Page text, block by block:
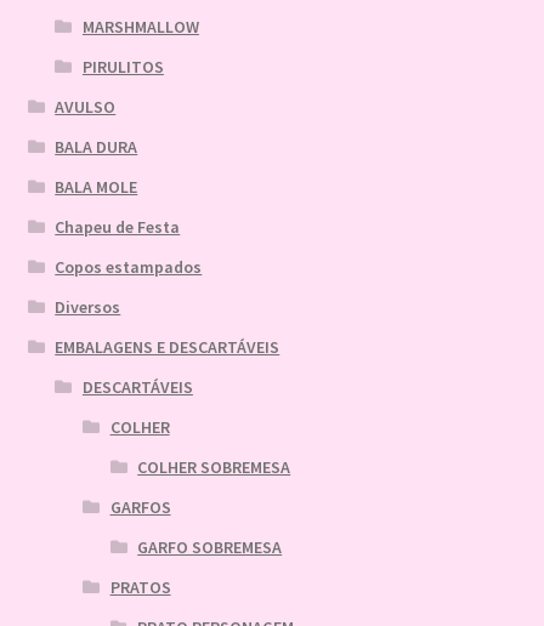
MARSHMALLOW
PIRULITOS
AVULSO
BALA DURA
BALA MOLE
Chapeu de Festa
Copos estampados
Diversos
EMBALAGENS E DESCARTÁVEIS
DESCARTÁVEIS
COLHER
COLHER SOBREMESA
GARFOS
GARFO SOBREMESA
PRATOS